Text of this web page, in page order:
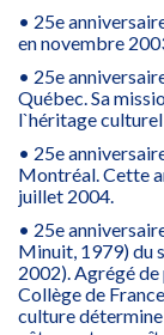
• 25e
en novembre
• 25e
Québec. Sa
l`héritage
• 25e
Montréal. Cette
juillet 2004.
• 25e
Minuit, 1979) du
2002). Agrégé
Collège de
culture